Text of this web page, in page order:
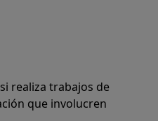
realiza trabajos de
que involucren